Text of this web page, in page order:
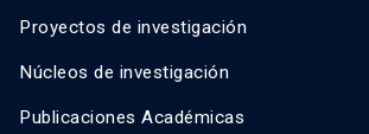
Proyectos de investigación
Núcleos de investigación
Publicaciones Académicas